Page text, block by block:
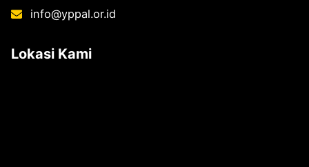
info@yppal.or.id
Lokasi Kami